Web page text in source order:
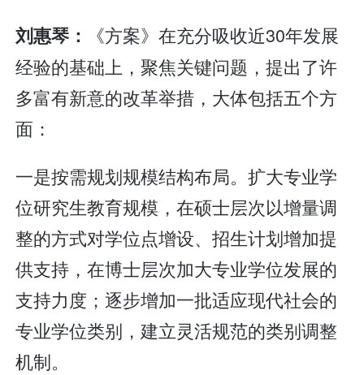
刘惠琴：
《方案》在充分吸收近30年发展
经验的基础上，聚焦关键问题，提出了许
多富有新意的改革举措，大体包括五个方
面：
一是按需规划规模结构布局。扩大专业学
位研究生教育规模，在硕士层次以增量调
整的方式对学位点增设、招生计划增加提
供支持，在博士层次加大专业学位发展的
支持力度；逐步增加一批适应现代社会的
专业学位类别，建立灵活规范的类别调整
机制。